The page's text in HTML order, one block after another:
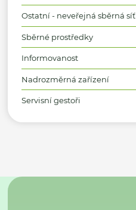
Ostatní - neveřejná sběrná síť
Sběrné prostředky
Informovanost
Nadrozměrná zařízení
Servisní gestoři